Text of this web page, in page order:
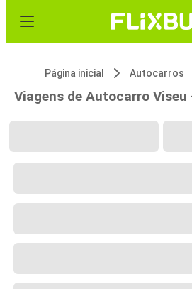
Página inicial Autocarros
Viagens de Autocarro Viseu